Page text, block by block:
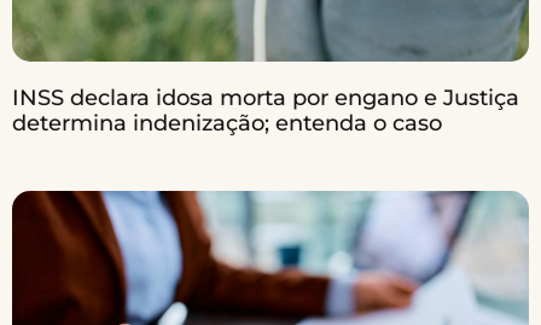
INSS declara idosa morta por engano e Justiça
determina indenização; entenda o caso